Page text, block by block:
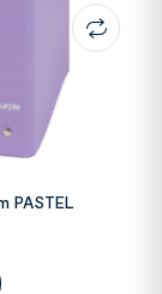
PASTEL